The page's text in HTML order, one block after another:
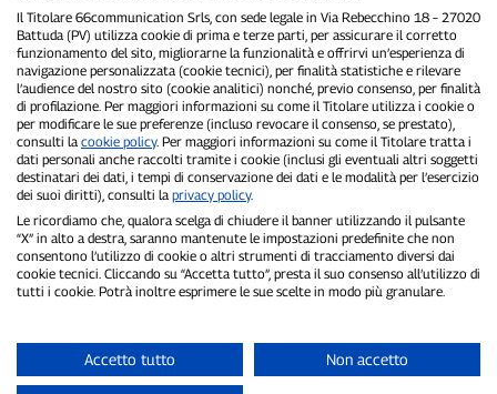
P300.it è una Testata Giornalistica indipendente
Registrazione numero 1/2021 del 1/2/2021 - Tribunale di Pavia
Proprietario ed editore:66communication Srls- P.IVA
02798890188
Direttore Responsabile:Alessandro Secchi- Vicedirettore:Federico
Benedusi
"Se è successo davvero, lo trovi su P300.it"
Copyright © P300.it 2012-2026
Il Titolare 66communication Srls, con sede legale in Via Rebecchino 18 – 27020
Battuda (PV) utilizza cookie di prima e terze parti, per assicurare il corretto
funzionamento del sito, migliorarne la funzionalità e offrirvi un’esperienza di
navigazione personalizzata (cookie tecnici), per finalità statistiche e rilevare
l’audience del nostro sito (cookie analitici) nonché, previo consenso, per finalità
di profilazione. Per maggiori informazioni su come il Titolare utilizza i cookie o
per modificare le sue preferenze (incluso revocare il consenso, se prestato),
consulti la cookie policy. Per maggiori informazioni su come il Titolare tratta i
dati personali anche raccolti tramite i cookie (inclusi gli eventuali altri soggetti
destinatari dei dati, i tempi di conservazione dei dati e le modalità per l’esercizio
dei suoi diritti), consulti la privacy policy.
Le ricordiamo che, qualora scelga di chiudere il banner utilizzando il pulsante
“X” in alto a destra, saranno mantenute le impostazioni predefinite che non
consentono l’utilizzo di cookie o altri strumenti di tracciamento diversi dai
cookie tecnici. Cliccando su “Accetta tutto”, presta il suo consenso all’utilizzo di
tutti i cookie. Potrà inoltre esprimere le sue scelte in modo più granulare.
Accetto tutto Non accetto